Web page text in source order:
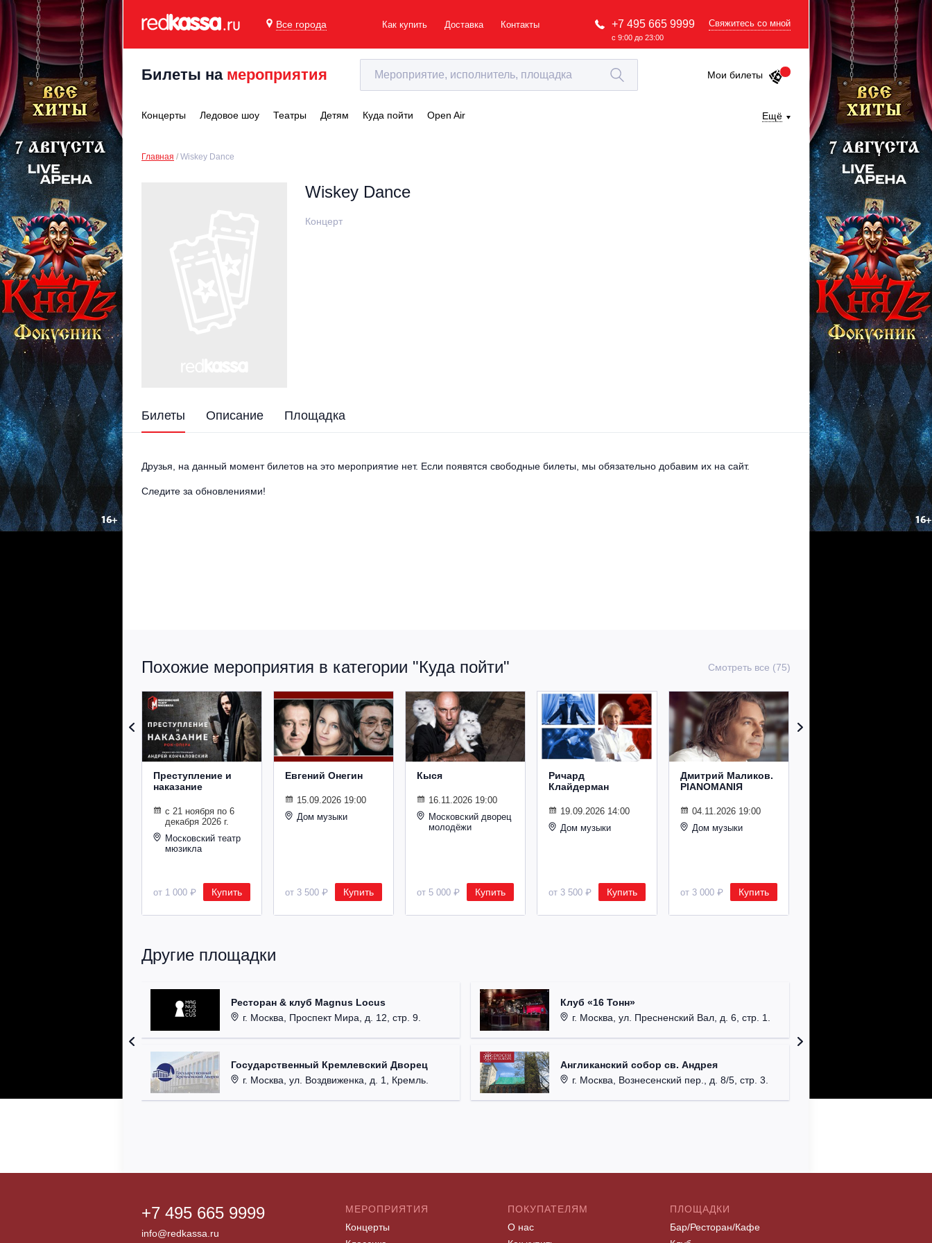
Все города Как купить Доставка Контакты +7 495 665 9999
с 9:00 до 23:00
Свяжитесь со мной
Билеты на мероприятия Мои билеты
Концерты Ледовое шоу Театры Детям Куда пойти Open Air Ещё
Главная Wiskey Dance
Wiskey Dance
Концерт
Билеты Описание Площадка
Друзья, на данный момент билетов на это мероприятие нет. Если появятся свободные билеты, мы обязательно добавим их на сайт.
Следите за обновлениями!
Похожие мероприятия в категории "Куда пойти" Смотреть все (75)
Преступление и
наказание
с 21 ноября по 6
декабря 2026 г.
Московский театр
мюзикла
от 1 000 ₽ Купить
Евгений Онегин
15.09.2026 19:00
Дом музыки
от 3 500 ₽ Купить
Кыся
16.11.2026 19:00
Московский дворец
молодёжи
от 5 000 ₽ Купить
Ричард
Клайдерман
19.09.2026 14:00
Дом музыки
от 3 500 ₽ Купить
Дмитрий Маликов.
PIANOMANIЯ
04.11.2026 19:00
Дом музыки
от 3 000 ₽ Купить
Другие площадки
Ресторан & клуб Magnus Locus
г. Москва, Проспект Мира, д. 12, стр. 9.
Государственный Кремлевский Дворец
г. Москва, ул. Воздвиженка, д. 1, Кремль.
Клуб «16 Тонн»
г. Москва, ул. Пресненский Вал, д. 6, стр. 1.
Англиканский собор св. Андрея
г. Москва, Вознесенский пер., д. 8/5, стр. 3.
+7 495 665 9999
info@redkassa.ru
МЕРОПРИЯТИЯ
Концерты
ПОКУПАТЕЛЯМ
О нас
ПЛОЩАДКИ
Бар/Ресторан/Кафе